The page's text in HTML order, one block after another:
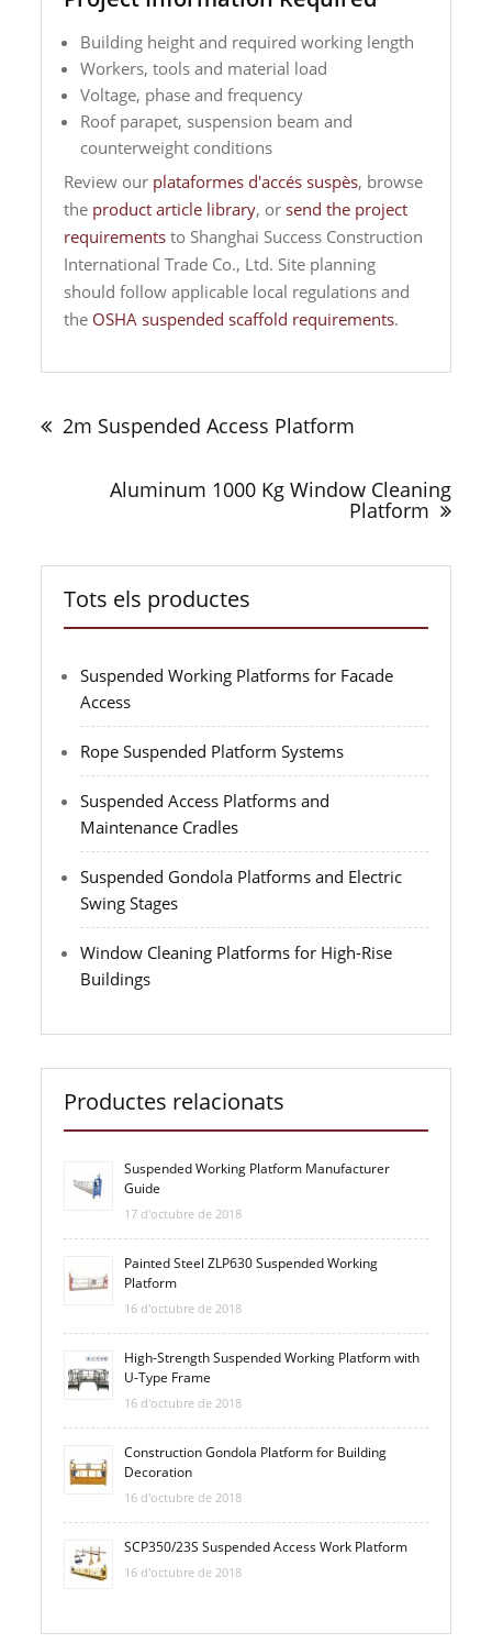
Building height and required working length
Workers, tools and material load
Voltage, phase and frequency
Roof parapet, suspension beam and
counterweight conditions
Review our plataformes d'accés suspès, browse
the product article library, orsend the project
requirements to Shanghai Success Construction
International Trade Co., Ltd. Site planning
should follow applicable local regulations and
the OSHA suspended scaffold requirements.
2m Suspended Access Platform
Aluminum 1000 Kg Window Cleaning
Platform
Tots els productes
Suspended Working Platforms for Facade
Access
Rope Suspended Platform Systems
Suspended Access Platforms and
Maintenance Cradles
Suspended Gondola Platforms and Electric
Swing Stages
Window Cleaning Platforms for High-Rise
Buildings
Productes relacionats
Suspended Working Platform Manufacturer
Guide
17 d'octubre de 2018
Painted Steel ZLP630 Suspended Working
Platform
16 d'octubre de 2018
High-Strength Suspended Working Platform with
U-Type Frame
16 d'octubre de 2018
Construction Gondola Platform for Building
Decoration
16 d'octubre de 2018
SCP350/23S Suspended Access Work Platform
16 d'octubre de 2018